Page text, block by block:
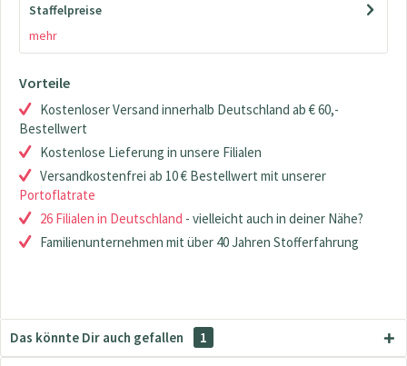
Staffelpreise
mehr
Vorteile
Kostenloser Versand innerhalb Deutschland ab € 60,-
Bestellwert
Kostenlose Lieferung in unsere Filialen
Versandkostenfrei ab 10 € Bestellwert mit unserer
Portoflatrate
26 Filialen in Deutschland - vielleicht auch in deiner Nähe?
Familienunternehmen mit über 40 Jahren Stofferfahrung
Das könnte Dir auch gefallen 1